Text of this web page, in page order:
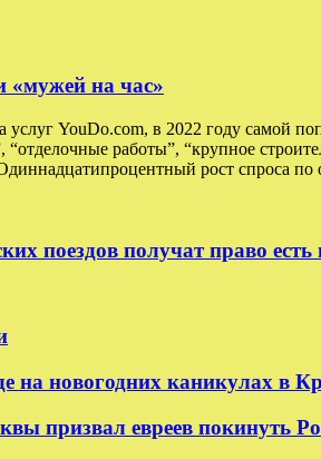
«мужей на час»
YouDo.com, в 2022 году самой
“отделочные работы”, “крупное
рост спроса
поездов получат право
на новогодних каникулах в
призвал евреев покинуть